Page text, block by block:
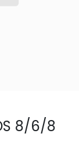
8/6/8